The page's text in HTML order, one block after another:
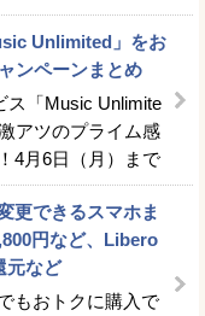
Unlimited」をお
ンペーンまとめ
ス「Music Unlimite
アツのプライム感
4月6日（月）まで
更できるスマホま
円など、Libero
元など
もおトクに購入で